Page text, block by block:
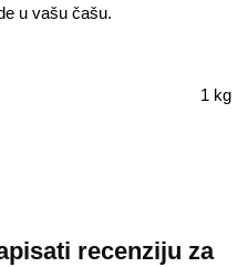
u vašu čašu.
1 kg
recenziju za